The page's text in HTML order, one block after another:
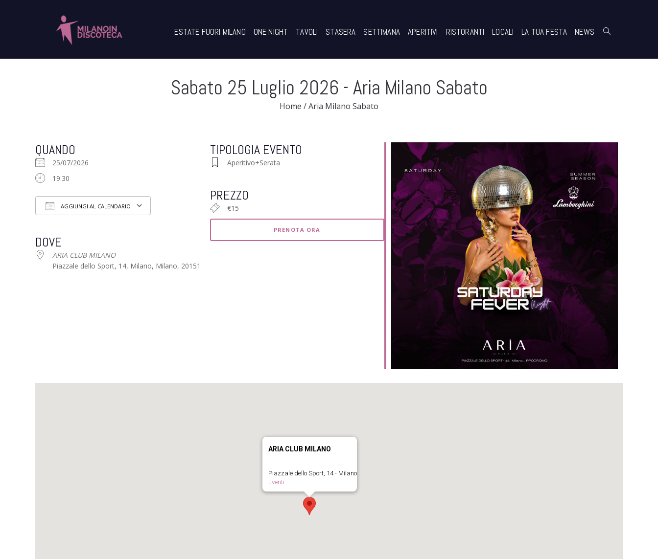
ESTATE FUORI MILANO ONE NIGHT TAVOLI STASERA SETTIMANA APERITIVI RISTORANTI LOCALI LA TUA FESTA NEWS
Sabato 25 Luglio 2026 - Aria Milano Sabato
Home /Aria Milano Sabato
QUANDO
25/07/2026
19.30
AGGIUNGI AL CALENDARIO
iCalendar Office 365 Outlook Live
DOVE
ARIA CLUB MILANO
Piazzale dello Sport, 14, Milano, Milano, 20151
TIPOLOGIA EVENTO
Aperitivo+Serata
PREZZO
€15
PRENOTA ORA
ARIA CLUB MILANO
Piazzale dello Sport, 14 - Milano
Eventi